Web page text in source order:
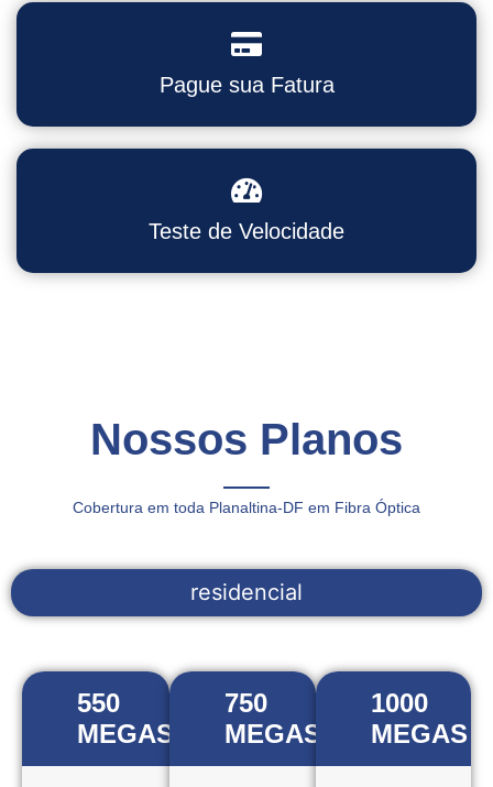
Pague sua Fatura
Teste de Velocidade
Nossos Planos
Cobertura em toda Planaltina-DF em Fibra Óptica
residencial
550
MEGAS
750
MEGAS
1000
MEGAS